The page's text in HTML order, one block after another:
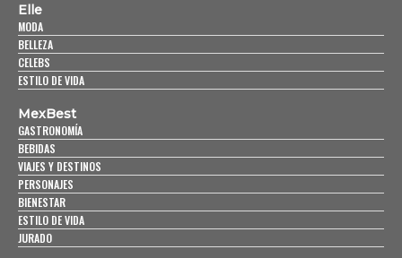
Elle
MODA
BELLEZA
CELEBS
ESTILO DE VIDA
MexBest
GASTRONOMÍA
BEBIDAS
VIAJES Y DESTINOS
PERSONAJES
BIENESTAR
ESTILO DE VIDA
JURADO